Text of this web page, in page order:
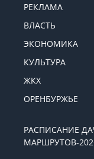
РЕКЛАМА
ВЛАСТЬ
ЭКОНОМИКА
КУЛЬТУРА
ЖКХ
ОРЕНБУРЖЬЕ
РАСПИСАНИЕ
МАРШРУТОВ-